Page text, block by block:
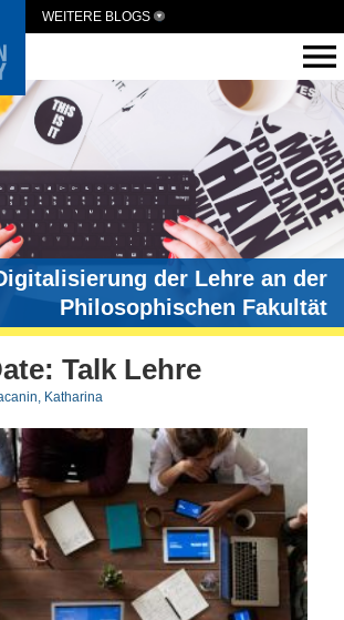
WEITERE BLOGS
der Lehre an der
Philosophischen Fakultät
Talk Lehre
Katharina